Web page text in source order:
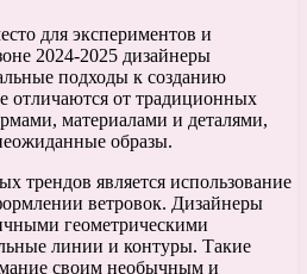
для экспериментов и
2024-2025 дизайнеры
подходы к созданию
отличаются от традиционных
материалами и деталями,
образы.
трендов является использование
ветровок. Дизайнеры
геометрическими
линии и контуры. Такие
своим необычным и